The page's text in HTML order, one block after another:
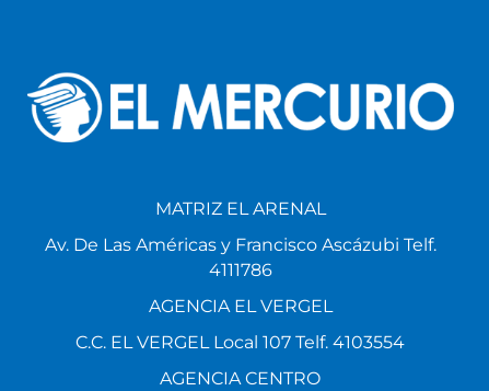
MATRIZ EL ARENAL
Av. De Las Américas y Francisco Ascázubi Telf.
4111786
AGENCIA EL VERGEL
C.C. EL VERGEL Local 107 Telf. 4103554
AGENCIA CENTRO